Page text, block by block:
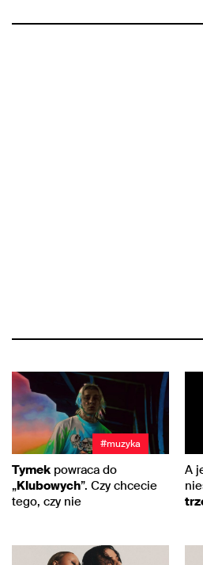
#muzyka
Tymek powraca do
„Klubowych”. Czy chcecie
tego, czy nie
A